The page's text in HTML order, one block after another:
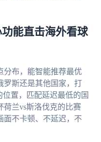
能直击海外看球
分布，能智能推荐最优
罗斯还是其他国家，打
置，匹配延迟最低的国
荷兰vs斯洛伐克的比赛
面不卡顿、不延迟，不